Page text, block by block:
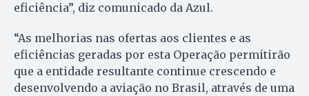
eficiência”, diz comunicado da Azul.
“As melhorias nas ofertas aos clientes e as
eficiências geradas por esta Operação permitirão
que a entidade resultante continue crescendo e
desenvolvendo a aviação no Brasil, através de uma